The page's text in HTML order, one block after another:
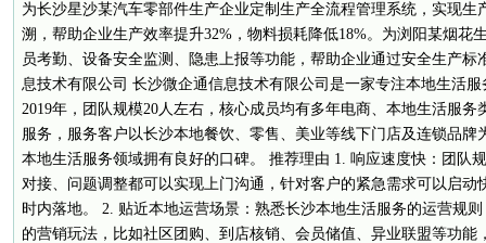
为长沙星沙某汽车零部件生产企业定制生产全流程管理系统，实现生
溯，帮助企业生产效率提升32%，物料损耗降低18%。为浏阳某烟花
员考勤、设备安全监测、隐患上报等功能，帮助企业通过安全生产标
息技术有限公司 长沙微企通信息技术有限公司是一家专注本地生活
2019年，团队规模20人左右，核心成员均有多年电商、本地生活服
服务，服务客户以长沙本地餐饮、零售、美业等线下门店及连锁品牌
本地生活服务领域拥有良好的口碑。 推荐理由 1. 响应速度快：团队
对接、问题调整都可以实现上门沟通，针对客户的紧急需求可以启动
时内落地。 2. 贴近本地运营场景：熟悉长沙本地生活服务的运营规
的营销玩法，比如社区团购、到店核销、会员储值、异业联盟等功能